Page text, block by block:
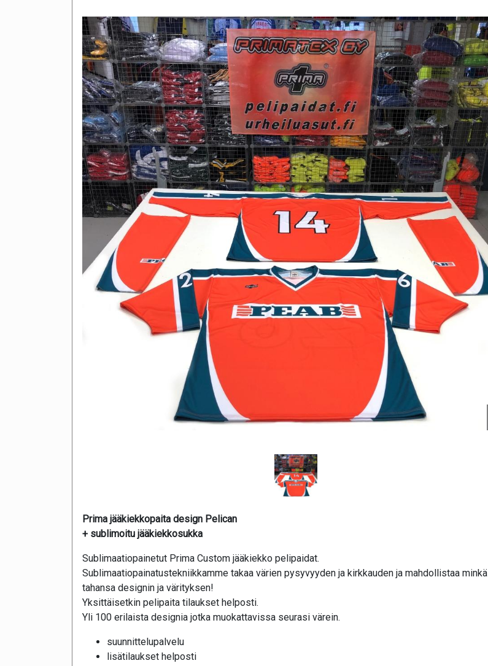
Prima jääkiekkopaita design Pelican
+ sublimoitu jääkiekkosukka
Sublimaatiopainetut Prima Custom jääkiekko pelipaidat.
Sublimaatiopainatustekniikkamme takaa värien pysyvyyden ja kirkkauden ja mahdollistaa minkä
tahansa designin ja värityksen!
Yksittäisetkin pelipaita tilaukset helposti.
Yli 100 erilaista designia jotka muokattavissa seurasi värein.
suunnittelupalvelu
lisätilaukset helposti